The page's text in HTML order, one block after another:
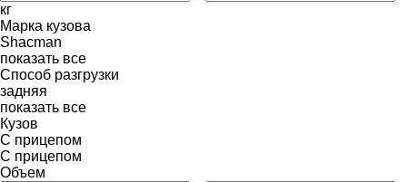
кг
Марка кузова
Shacman
показать все
Способ разгрузки
задняя
показать все
Кузов
С прицепом
С прицепом
Объем